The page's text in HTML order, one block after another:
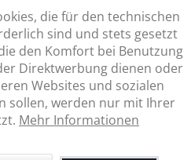
die für den technischen
sind und stets gesetzt
den Komfort bei Benutzung
Direktwerbung dienen oder
Websites und sozialen
sollen, werden nur mit Ihrer
Mehr Informationen